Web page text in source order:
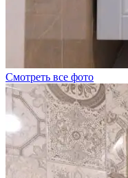
Смотреть все фото